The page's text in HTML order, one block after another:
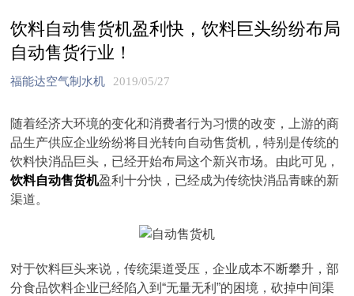
饮料自动售货机盈利快，饮料巨头纷纷布局
自动售货行业！
福能达空气制水机 2019/05/27
随着经济大环境的变化和消费者行为习惯的改变，上游的商
品生产供应企业纷纷将目光转向自动售货机，特别是传统的
饮料快消品巨头，已经开始布局这个新兴市场。由此可见，
饮料自动售货机盈利十分快，已经成为传统快消品青睐的新
渠道。
对于饮料巨头来说，传统渠道受压，企业成本不断攀升，部
分食品饮料企业已经陷入到“无量无利”的困境，砍掉中间渠